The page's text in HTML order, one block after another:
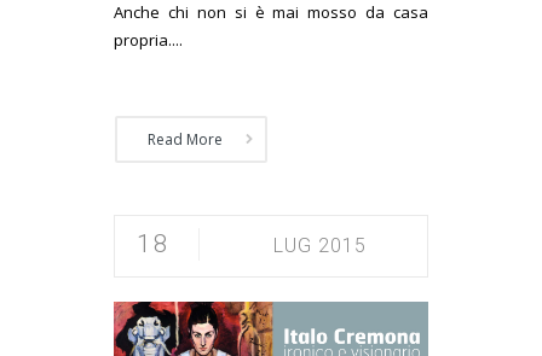
Anche chi non si è mai mosso da casa
propria....
Read More
18 LUG 2015